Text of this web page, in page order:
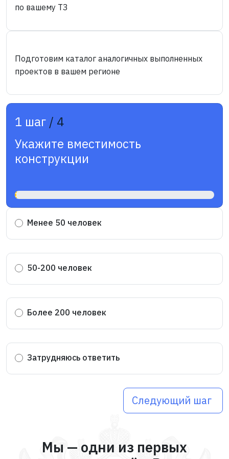
по вашему ТЗ
Подготовим каталог аналогичных выполненных
проектов в вашем регионе
1 шаг / 4
Укажите вместимость
конструкции
1%
Менее 50 человек
50-200 человек
Более 200 человек
Затрудняюсь ответить
Следующий шаг
Мы — одни из первых